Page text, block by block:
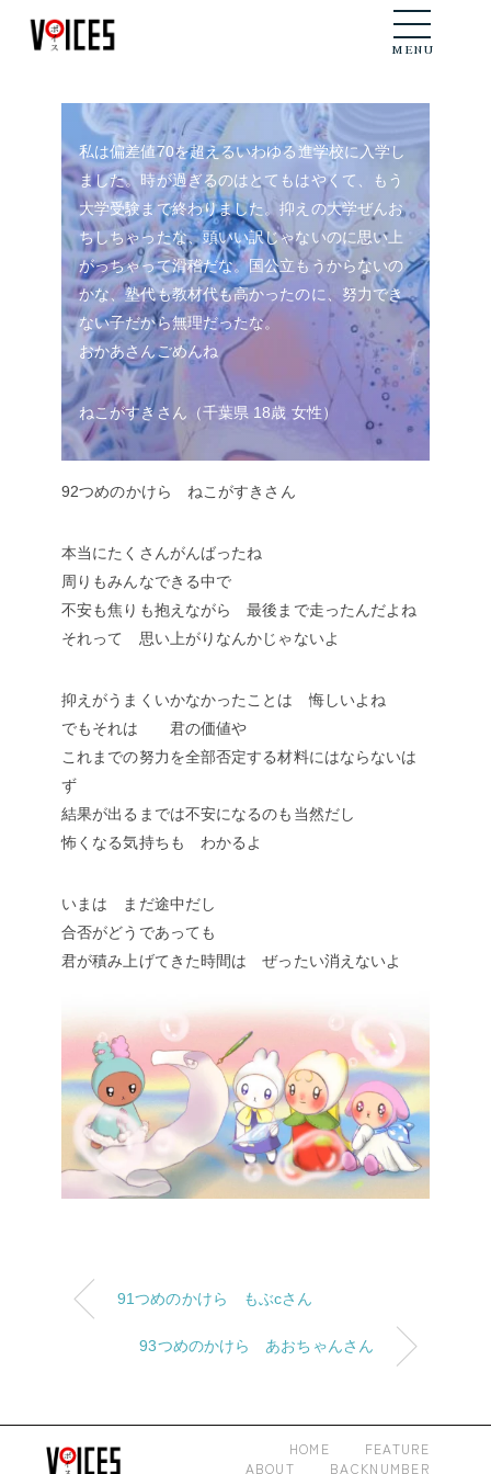
メニュー
MENU
私は偏差値70を超えるいわゆる進学校に入学し
ました。時が過ぎるのはとてもはやくて、もう
大学受験まで終わりました。抑えの大学ぜんお
ちしちゃったな、頭いい訳じゃないのに思い上
がっちゃって滑稽だな。国公立もうからないの
かな、塾代も教材代も高かったのに、努力でき
ない子だから無理だったな。
おかあさんごめんね
ねこがすきさん（千葉県 18歳 女性）
92つめのかけら ねこがすきさん
本当にたくさんがんばったね
周りもみんなできる中で
不安も焦りも抱えながら 最後まで走ったんだよね
それって 思い上がりなんかじゃないよ
抑えがうまくいかなかったことは 悔しいよね
でもそれは 君の価値や
これまでの努力を全部否定する材料にはならないは
ず
結果が出るまでは不安になるのも当然だし
怖くなる気持ちも わかるよ
いまは まだ途中だし
合否がどうであっても
君が積み上げてきた時間は ぜったい消えないよ
91つめのかけら もぶcさん
93つめのかけら あおちゃんさん
HOME
FEATURE
ABOUT
BACKNUMBER